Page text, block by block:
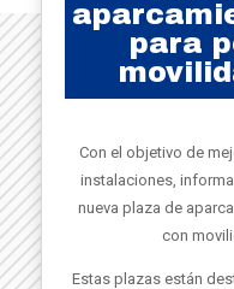
para
Con el objetivo de
instalaciones,
nueva plaza de
con
Estas plazas están